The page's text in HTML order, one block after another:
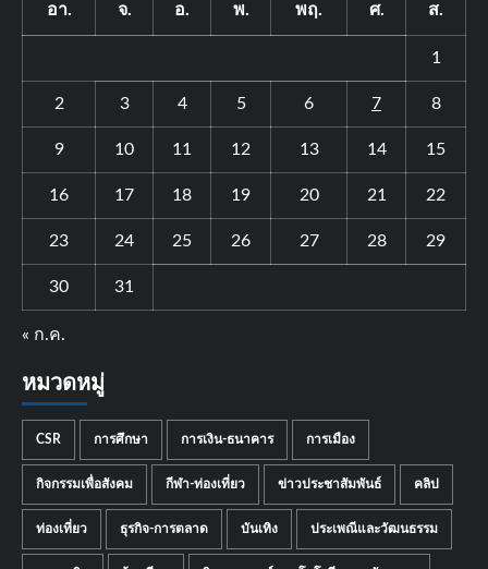
อา. จ. อ. พ. พฤ. ศ. ส.
1
2 3 4 5 6 7 8
9 10 11 12 13 14 15
16 17 18 19 20 21 22
23 24 25 26 27 28 29
30 31
« ก.ค.
หมวดหมู่
CSR การศึกษา การเงิน-ธนาคาร การเมือง
กิจกรรมเพื่อสังคม กีฬา-ท่องเที่ยว ข่าวประชาสัมพันธ์ คลิป
ท่องเที่ยว ธุรกิจ-การตลาด บันเทิง ประเพณีและวัฒนธรรม